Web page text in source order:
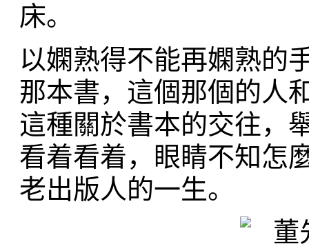
床。
以嫻熟得不能再嫻熟的
那本書，這個那個的人
這種關於書本的交往，
看着看着，眼睛不知怎
老出版人的一生。